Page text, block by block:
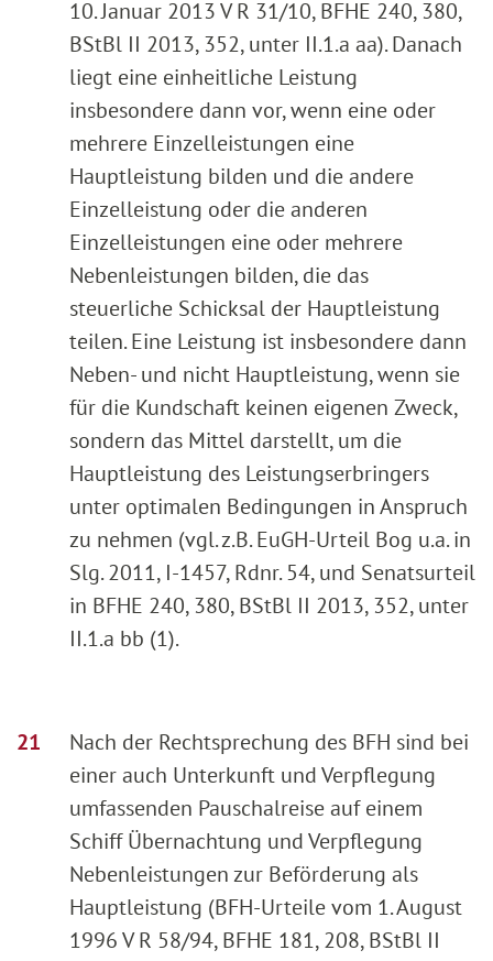
10. Januar 2013 V R 31/10, BFHE 240, 380,
BStBl II 2013, 352, unter II.1.a aa). Danach
liegt eine einheitliche Leistung
insbesondere dann vor, wenn eine oder
mehrere Einzelleistungen eine
Hauptleistung bilden und die andere
Einzelleistung oder die anderen
Einzelleistungen eine oder mehrere
Nebenleistungen bilden, die das
steuerliche Schicksal der Hauptleistung
teilen. Eine Leistung ist insbesondere dann
Neben- und nicht Hauptleistung, wenn sie
für die Kundschaft keinen eigenen Zweck,
sondern das Mittel darstellt, um die
Hauptleistung des Leistungserbringers
unter optimalen Bedingungen in Anspruch
zu nehmen (vgl. z.B. EuGH-Urteil Bog u.a. in
Slg. 2011, I-1457, Rdnr. 54, und Senatsurteil
in BFHE 240, 380, BStBl II 2013, 352, unter
II.1.a bb (1).
Nach der Rechtsprechung des BFH sind bei
einer auch Unterkunft und Verpflegung
umfassenden Pauschalreise auf einem
Schiff Übernachtung und Verpflegung
Nebenleistungen zur Beförderung als
Hauptleistung (BFH-Urteile vom 1. August
1996 V R 58/94, BFHE 181, 208, BStBl II